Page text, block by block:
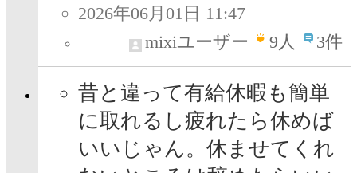
2026年06月01日 11:47
mixiユーザー
9人 3件
昔と違って有給休暇も簡単
に取れるし疲れたら休めば
いいじゃん。休ませてくれ